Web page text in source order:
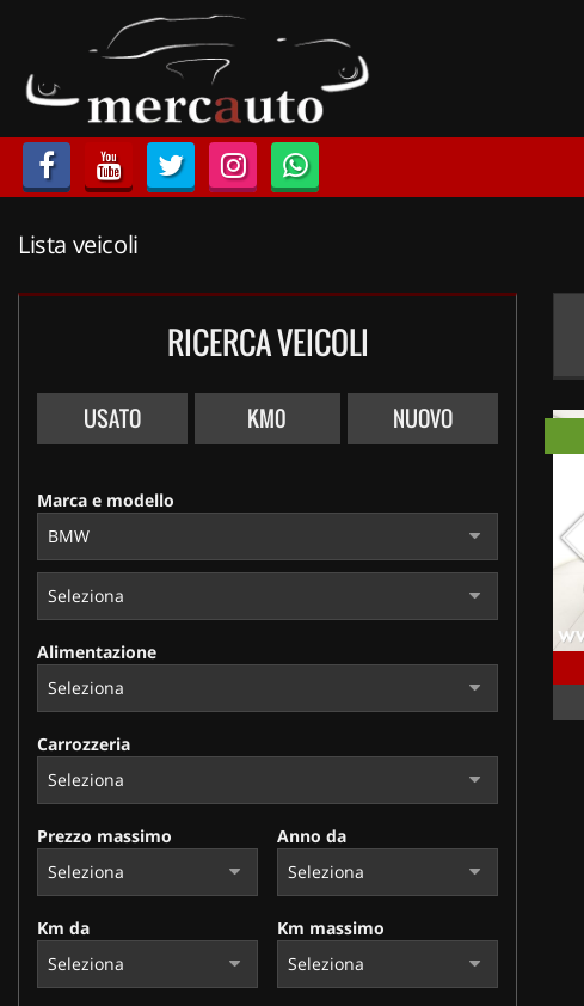
LISTA VEICOLI
ACQUISTIAMO USATO
ASSISTENZA
NOLEGGIO BREVE TERMINE
CONTATTI
Lista veicoli
RICERCA VEICOLI
USATO KM0 NUOVO
Marca e modello
Alimentazione
Carrozzeria
Prezzo massimo Anno da
Km da Km massimo